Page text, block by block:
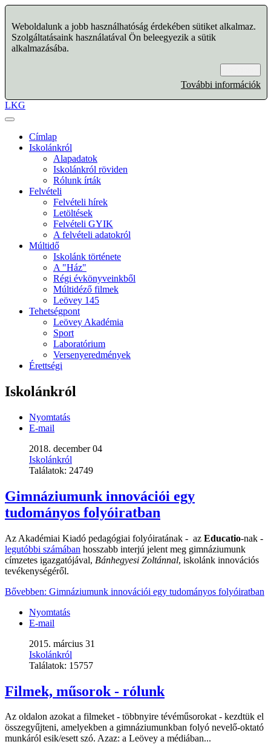
Weboldalunk a jobb használhatóság érdekében sütiket alkalmaz.
Szolgáltatásaink használatával Ön beleegyezik a sütik
alkalmazásába.
További információk
LKG
Címlap
Iskolánkról
Alapadatok
Iskolánkról röviden
Rólunk írták
Felvételi
Felvételi hírek
Letöltések
Felvételi GYIK
A felvételi adatokról
Múltidő
Iskolánk története
A "Ház"
Régi évkönyveinkből
Múltidéző filmek
Leövey 145
Tehetségpont
Leövey Akadémia
Sport
Laboratórium
Versenyeredmények
Érettségi
Iskolánkról
Nyomtatás
E-mail
2018. december 04
Iskolánkról
Találatok: 24749
Gimnáziumunk innovációi egy
tudományos folyóiratban
Az Akadémiai Kiadó pedagógiai folyóiratának - az Educatio-nak -
legutóbbi számában hosszabb interjú jelent meg gimnáziumunk
címzetes igazgatójával, Bánhegyesi Zoltánnal, iskolánk innovációs
tevékenységéről.
Bővebben: Gimnáziumunk innovációi egy tudományos folyóiratban
Nyomtatás
E-mail
2015. március 31
Iskolánkról
Találatok: 15757
Filmek, műsorok - rólunk
Az oldalon azokat a filmeket - többnyire tévéműsorokat - kezdtük el
összegyűjteni, amelyekben a gimnáziumunkban folyó nevelő-oktató
munkáról esik/esett szó. Azaz: a Leövey a médiában...